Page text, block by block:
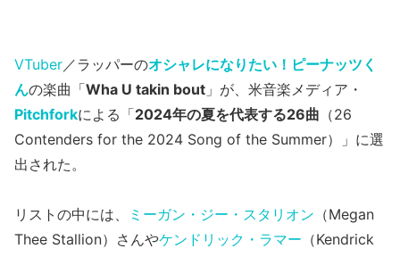
VTuber／ラッパーのオシャレになりたい！ピーナッツく
んの楽曲「Wha U takin bout 」が、米音楽メディア・
Pitchforkによる「2024年の夏を代表する26曲 （26
Contenders for the 2024 Song of the Summer）」に選
出された。
リストの中には、 ミーガン・ジー・スタリオン （Megan
Thee Stallion）さんやケンドリック・ラマー （Kendrick